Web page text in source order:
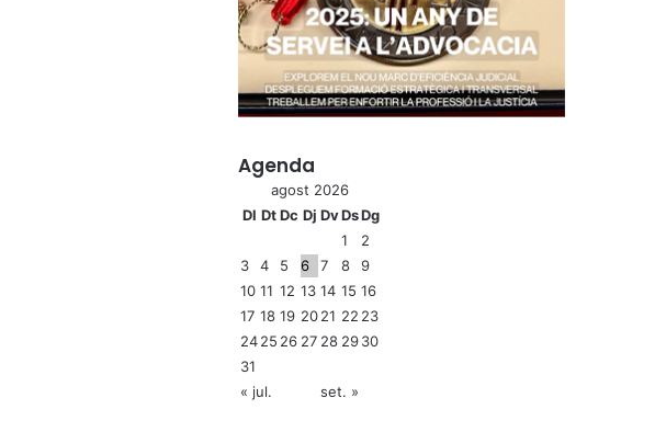
Agenda
agost 2026
Dl Dt Dc Dj DvDsDg
1
2
3
4 5 6 7 8
9
10 11 12 13 14 15 16
17 18 19 2021 22 23
2425 26 27 28 2930
31
« jul.
set. »